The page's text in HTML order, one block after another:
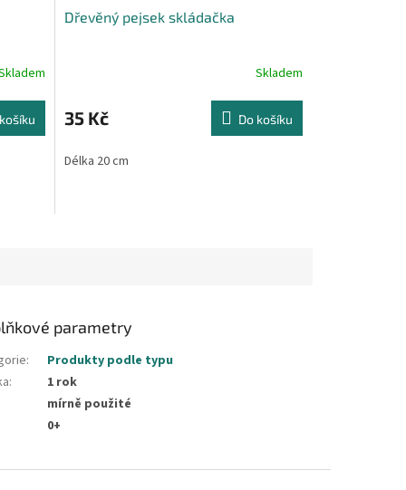
Dřevěný pejsek skládačka
Skladem
35 Kč Do košíku
Délka 20 cm
parametry
:
Produkty podle typu
:
1 rok
mírně použité
0+